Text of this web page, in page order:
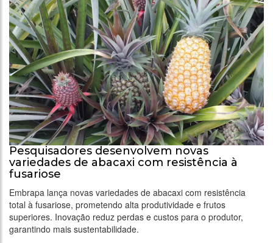
Pesquisadores desenvolvem novas
variedades de abacaxi com resistência à
fusariose
Embrapa lança novas variedades de abacaxi com resistência
total à fusariose, prometendo alta produtividade e frutos
superiores. Inovação reduz perdas e custos para o produtor,
garantindo mais sustentabilidade.